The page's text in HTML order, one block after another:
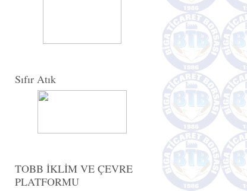
Sıfır Atık
TOBB İKLİM VE ÇEVRE
PLATFORMU